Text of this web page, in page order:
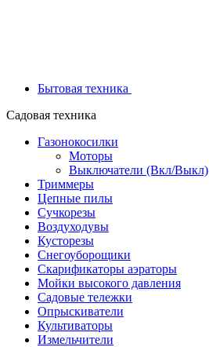
Бытовая техника
Садовая техника
Газонокосилки
Моторы
Выключатели (Вкл/Выкл)
Триммеры
Цепные пилы
Cучкорезы
Воздуходувы
Кусторезы
Снегоуборощики
Скарификаторы аэраторы
Мойки высокого давления
Садовые тележки
Опрыскиватели
Культиваторы
Измельчители